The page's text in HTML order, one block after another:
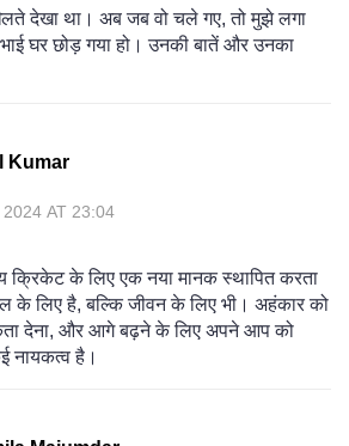
देखा था। अब जब वो चले गए, तो मुझे लगा
घर छोड़ गया हो। उनकी बातें और उनका
Kumar
2024 AT 23:04
क्रिकेट के लिए एक नया मानक स्थापित करता
के लिए है, बल्कि जीवन के लिए भी। अहंकार को
देना, और आगे बढ़ने के लिए अपने आप को
नायकत्व है।